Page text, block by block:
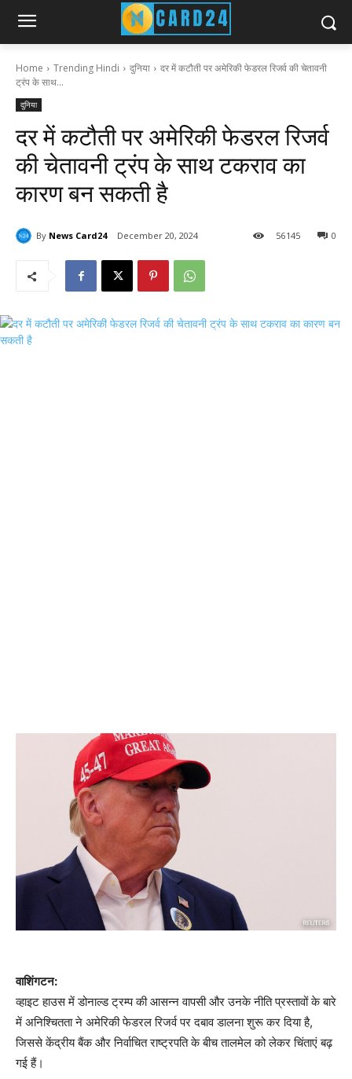
Home Trending Hindi दुनिया
दर में कटौती पर अमेरिकी फेडरल रिजर्व की चेतावनी
ट्रंप के साथ...
दुनिया
दर में कटौती पर अमेरिकी फेडरल रिजर्व
की चेतावनी ट्रंप के साथ टकराव का
कारण बन सकती है
By News Card24 December 20, 2024 0
56145
वाशिंगटन:
व्हाइट हाउस में डोनाल्ड ट्रम्प की आसन्न वापसी और उनके नीति प्रस्तावों के बारे
में अनिश्चितता ने अमेरिकी फेडरल रिजर्व पर दबाव डालना शुरू कर दिया है,
जिससे केंद्रीय बैंक और निर्वाचित राष्ट्रपति के बीच तालमेल को लेकर चिंताएं बढ़
गई हैं।